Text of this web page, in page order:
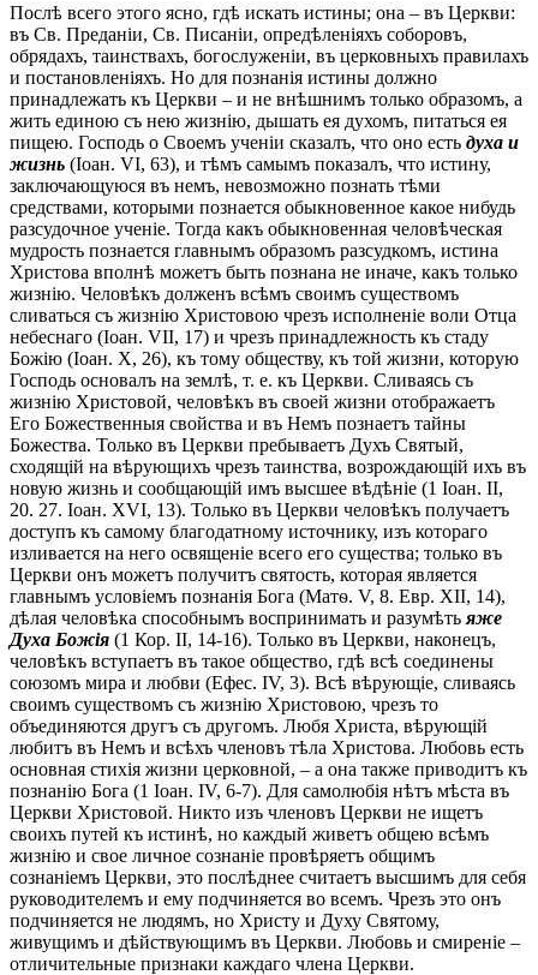
Послѣ всего этого ясно, гдѣ искать истины; она – въ Церкви:
въ Св. Преданіи, Св. Писаніи, опредѣленіяхъ соборовъ,
обрядахъ, таинствахъ, богослуженіи, въ церковныхъ правилахъ
и постановленіяхъ. Но для познанія истины должно
принадлежать къ Церкви – и не внѣшнимъ только образомъ, а
жить единою съ нею жизнію, дышать ея духомъ, питаться ея
пищею. Господь о Своемъ ученіи сказалъ, что оно есть духа и
жизнь (Іоан. VI, 63), и тѣмъ самымъ показалъ, что истину,
заключающуюся въ немъ, невозможно познать тѣми
средствами, которыми познается обыкновенное какое нибудь
разсудочное ученіе. Тогда какъ обыкновенная человѣческая
мудрость познается главнымъ образомъ разсудкомъ, истина
Христова вполнѣ можетъ быть познана не иначе, какъ только
жизнію. Человѣкъ долженъ всѣмъ своимъ существомъ
сливаться съ жизнію Христовою чрезъ исполненіе воли Отца
небеснаго (Іоан. VII, 17) и чрезъ принадлежность къ стаду
Божію (Іоан. X, 26), къ тому обществу, къ той жизни, которую
Господь основалъ на землѣ, т. е. къ Церкви. Сливаясь съ
жизнію Христовой, человѣкъ въ своей жизни отображаетъ
Его Божественныя свойства и въ Немъ познаетъ тайны
Божества. Только въ Церкви пребываетъ Духъ Святый,
сходящій на вѣрующихъ чрезъ таинства, возрождающій ихъ въ
новую жизнь и сообщающій имъ высшее вѣдѣніе (1 Іоан. II,
20. 27. Іоан. ХVІ, 13). Только въ Церкви человѣкъ получаетъ
доступъ къ самому благодатному источнику, изъ котораго
изливается на него освященіе всего его существа; только въ
Церкви онъ можетъ получитъ святость, которая является
главнымъ условіемъ познанія Бога (Матѳ. V, 8. Евр. XII, 14),
дѣлая человѣка способнымъ воспринимать и разумѣть яже
Духа Божія (1 Кор. II, 14-16). Только въ Церкви, наконецъ,
человѣкъ вступаетъ въ такое общество, гдѣ всѣ соединены
союзомъ мира и любви (Ефес. ІV, 3). Всѣ вѣрующіе, сливаясь
своимъ существомъ съ жизнію Христовою, чрезъ то
объединяются другъ съ другомъ. Любя Христа, вѣрующій
любитъ въ Немъ и всѣхъ членовъ тѣла Христова. Любовь есть
основная стихія жизни церковной, – а она также приводитъ къ
познанію Бога (1 Іоан. ІV, 6-7). Для самолюбія нѣтъ мѣста въ
Церкви Христовой. Никто изъ членовъ Церкви не ищетъ
своихъ путей къ истинѣ, но каждый живетъ общею всѣмъ
жизнію и свое личное сознаніе провѣряетъ общимъ
сознаніемъ Церкви, это послѣднее считаетъ высшимъ для себя
руководителемъ и ему подчиняется во всемъ. Чрезъ это онъ
подчиняется не людямъ, но Христу и Духу Святому,
живущимъ и дѣйствующимъ въ Церкви. Любовь и смиреніе –
отличительные признаки каждаго члена Церкви.